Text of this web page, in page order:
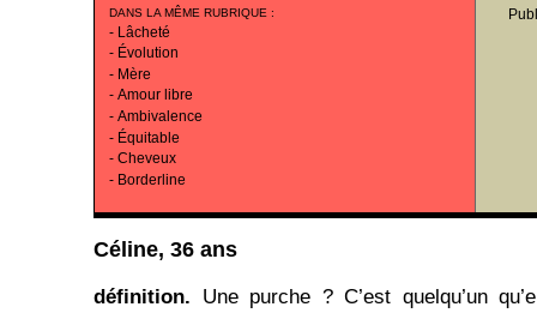
DANS LA MÊME RUBRIQUE :
- Lâcheté
- Évolution
- Mère
- Amour libre
- Ambivalence
- Équitable
- Cheveux
- Borderline
Céline, 36 ans
définition. Une purche ? C’est quelqu’un